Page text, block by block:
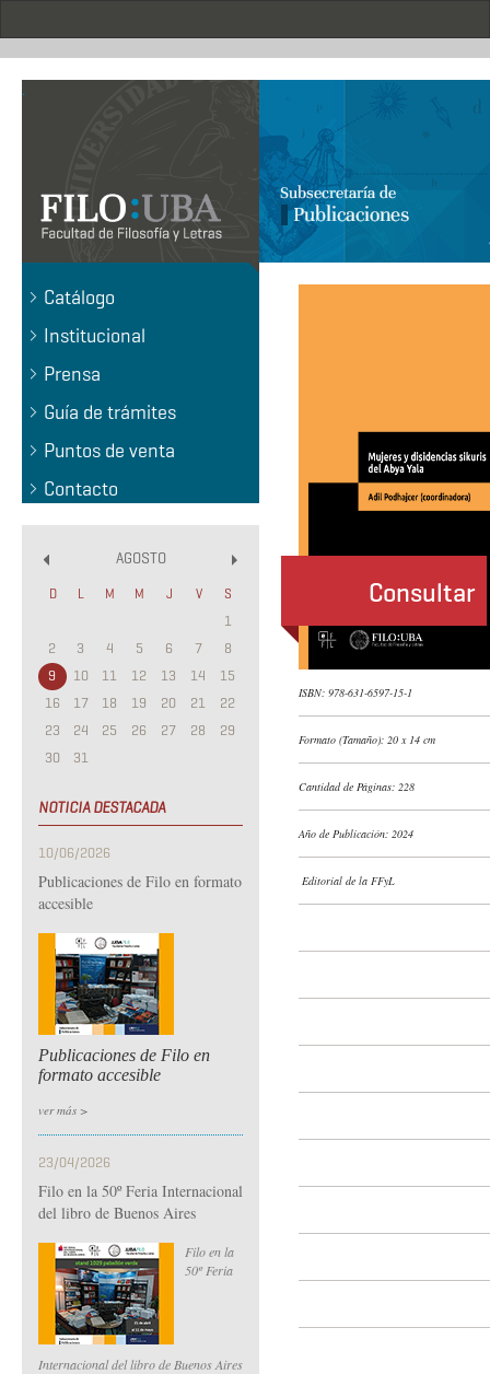
.
Catálogo
Institucional
Prensa
Guía de trámites
Puntos de venta
Contacto
AGOSTO
D L M M J V S
1
2
3 4 5 6 7
8
9
10 11 12 13 14
15
16
17 18 19 20 21
22
23
24 25 26 27 28
29
30
31
NOTICIA DESTACADA
10/06/2026
Publicaciones de Filo en formato
accesible
Publicaciones de Filo en
formato accesible
ver más >
23/04/2026
Filo en la 50º Feria Internacional
del libro de Buenos Aires
Filo en la
50º Feria
Internacional del libro de Buenos Aires
Consultar
ISBN: 978-631-6597-15-1
Formato (Tamaño): 20 x 14 cm
Cantidad de Páginas: 228
Año de Publicación: 2024
Editorial de la FFyL